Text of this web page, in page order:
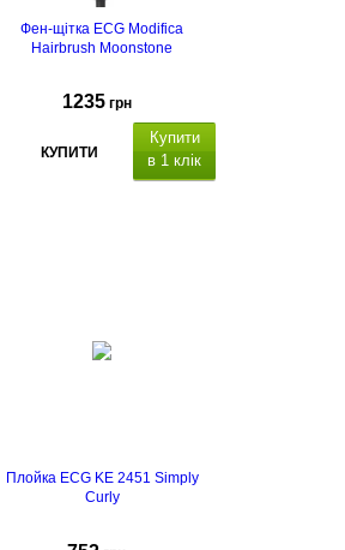
Фен-щітка ECG Modifica
Hairbrush Moonstone
1235 грн
КУПИТИ
Купити
в 1 клік
Плойка ECG KE 2451 Simply
Curly